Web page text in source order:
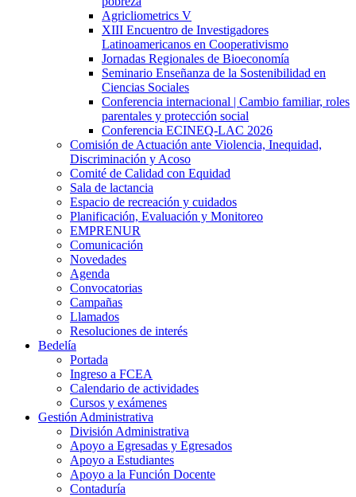
Agricliometrics V
XIII Encuentro de Investigadores
Latinoamericanos en Cooperativismo
Jornadas Regionales de Bioeconomía
Seminario Enseñanza de la Sostenibilidad en
Ciencias Sociales
Conferencia internacional | Cambio familiar, roles
parentales y protección social
Conferencia ECINEQ-LAC 2026
Comisión de Actuación ante Violencia, Inequidad,
Discriminación y Acoso
Comité de Calidad con Equidad
Sala de lactancia
Espacio de recreación y cuidados
Planificación, Evaluación y Monitoreo
EMPRENUR
Comunicación
Novedades
Agenda
Convocatorias
Campañas
Llamados
Resoluciones de interés
Bedelía
Portada
Ingreso a FCEA
Calendario de actividades
Cursos y exámenes
Gestión Administrativa
División Administrativa
Apoyo a Egresadas y Egresados
Apoyo a Estudiantes
Apoyo a la Función Docente
Contaduría